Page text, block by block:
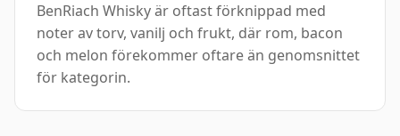
BenRiach Whisky är oftast förknippad med
noter av torv, vanilj och frukt, där rom, bacon
och melon förekommer oftare än genomsnittet
för kategorin.